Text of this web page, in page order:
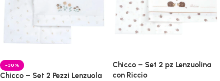
-30%
Chicco – Set 2 Pezzi Lenzuola
Chicco – Set 2 pz Lenzuolina
con Riccio